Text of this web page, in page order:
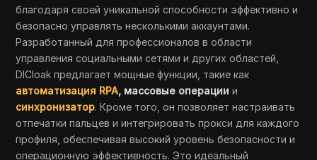
благодаря своей уникальной способности эффективно и
безопасно управлять несколькими аккаунтами.
Разработанный для профессионалов в области
управления социальными сетями и других областей,
DICloak предлагает мощные функции, такие как
автоматизация RPA, массовые операции и
синхронизатор. Кроме того, он позволяет настраивать
отпечатки пальцев и интегрировать прокси для каждого
профиля, обеспечивая высокий уровень безопасности и
операционную эффективность. Это идеальный